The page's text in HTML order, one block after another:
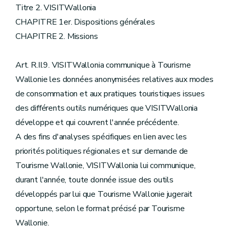
Titre 2. VISITWallonia
CHAPITRE 1er. Dispositions générales
CHAPITRE 2. Missions
Art. R.II.9. VISITWallonia communique à Tourisme
Wallonie les données anonymisées relatives aux modes
de consommation et aux pratiques touristiques issues
des différents outils numériques que VISITWallonia
développe et qui couvrent l'année précédente.
A des fins d'analyses spécifiques en lien avec les
priorités politiques régionales et sur demande de
Tourisme Wallonie, VISITWallonia lui communique,
durant l'année, toute donnée issue des outils
développés par lui que Tourisme Wallonie jugerait
opportune, selon le format précisé par Tourisme
Wallonie.